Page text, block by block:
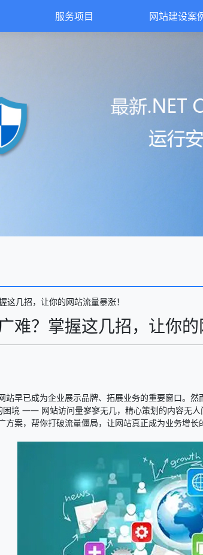
服务项目 网站建设案
这几招，让你的网站流量暴涨！​
难？掌握这几招，让你的
站早已成为企业展示品牌、拓展业务的重要窗口。
困境 —— 网站访问量寥寥无几，精心策划的内容无
方案，帮你打破流量僵局，让网站真正成为业务增长的